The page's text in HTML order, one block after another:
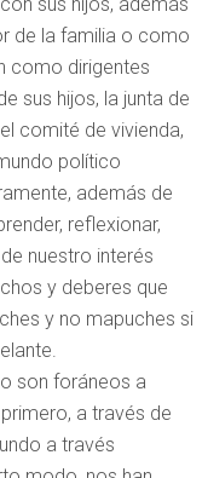
de la familia o como
como dirigentes
sus hijos, la junta de
comité de vivienda,
político
además de
reflexionar,
nuestro interés
y deberes que
y no mapuches si
son foráneos a
a través de
a través